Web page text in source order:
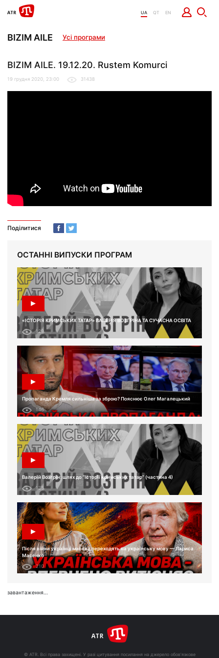
UA QT EN
BIZIM AILE Усі програми
BIZIM AILE. 19.12.20. Rustem Komurci
19 грудня 2020, 23:00 31438
Поділитися
ОСТАННІ ВИПУСКИ ПРОГРАМ
«ІСТОРІЯ КРИМСЬКИХ ТАТАР» ВАЛЕРІЯ ВОЗГРІНА ТА СУЧАСНА ОСВІТА
129
Пропаганда Кремля сильніша за зброю? Пояснює Олег Магалецький
146
Валерій Возгрін: шлях до “Історії кримських татар” (частина 4)
135
Після війни українці масово переходять на українську мову — Лариса
Масенко
210
завантаження...
© ATR. Всі права захищені. У разі цитування посилання на джерело обов'язкове